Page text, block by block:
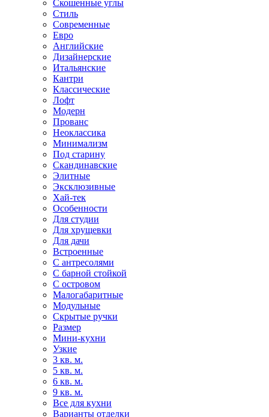
Скошенные углы
Стиль
Современные
Евро
Английские
Дизайнерские
Итальянские
Кантри
Классические
Лофт
Модерн
Прованс
Неоклассика
Минимализм
Под старину
Скандинавские
Элитные
Эксклюзивные
Хай-тек
Особенности
Для студии
Для хрущевки
Для дачи
Встроенные
С антресолями
С барной стойкой
С островом
Малогабаритные
Модульные
Скрытые ручки
Размер
Мини-кухни
Узкие
3 кв. м.
5 кв. м.
6 кв. м.
9 кв. м.
Все для кухни
Варианты отделки